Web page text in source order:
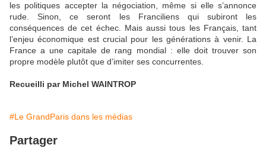
les politiques accepter la négociation, même si elle s’annonce
rude. Sinon, ce seront les Franciliens qui subiront les
conséquences de cet échec. Mais aussi tous les Français, tant
l’enjeu économique est crucial pour les générations à venir. La
France a une capitale de rang mondial : elle doit trouver son
propre modèle plutôt que d’imiter ses concurrentes.
Recueilli par Michel WAINTROP
#Le GrandParis dans les médias
Partager